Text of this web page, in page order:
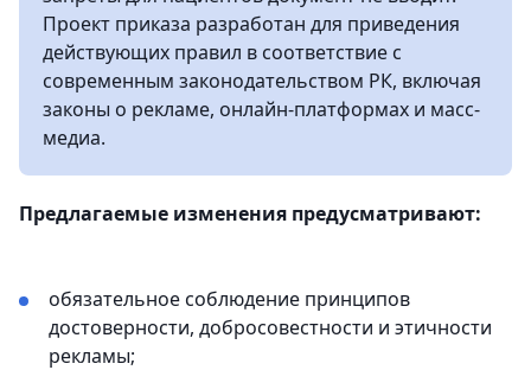
Проект приказа разработан для приведения
действующих правил в соответствие с
современным законодательством РК, включая
законы о рекламе, онлайн-платформах и масс-
медиа.
Предлагаемые изменения предусматривают:
обязательное соблюдение принципов
достоверности, добросовестности и этичности
рекламы;